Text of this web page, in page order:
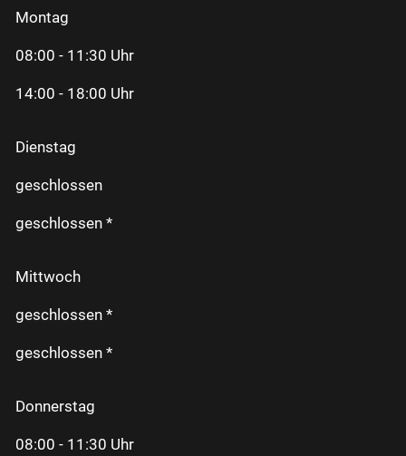
Montag
08:00 - 11:30 Uhr
14:00 - 18:00 Uhr
Dienstag
geschlossen
geschlossen *
Mittwoch
geschlossen *
geschlossen *
Donnerstag
08:00 - 11:30 Uhr